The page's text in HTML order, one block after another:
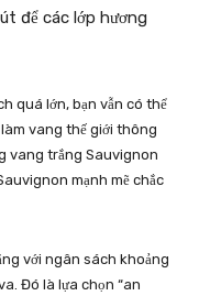
để các lớp hương
quá lớn, bạn vẫn có thể
vang thế giới thông
vang trắng Sauvignon
mạnh mẽ chắc
với ngân sách khoảng
Đó là lựa chọn “an